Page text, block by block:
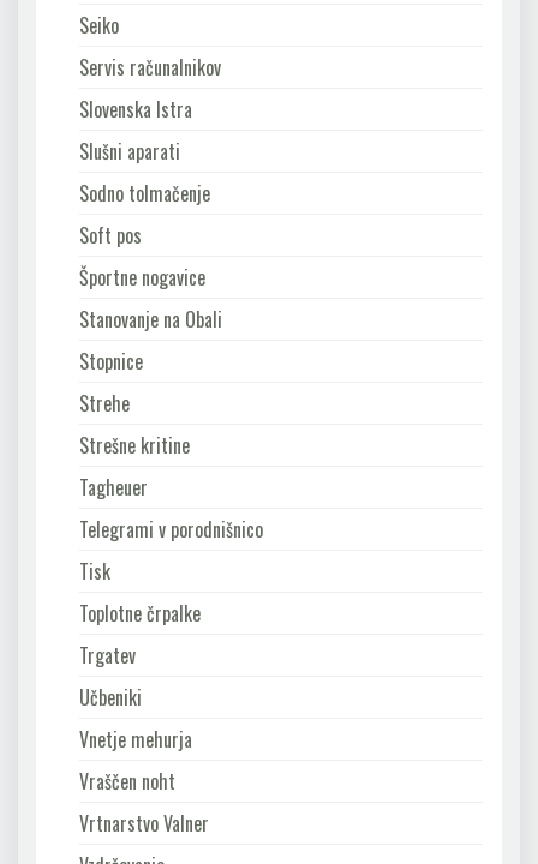
Seiko
Servis računalnikov
Slovenska Istra
Slušni aparati
Sodno tolmačenje
Soft pos
Športne nogavice
Stanovanje na Obali
Stopnice
Strehe
Strešne kritine
Tagheuer
Telegrami v porodnišnico
Tisk
Toplotne črpalke
Trgatev
Učbeniki
Vnetje mehurja
Vraščen noht
Vrtnarstvo Valner